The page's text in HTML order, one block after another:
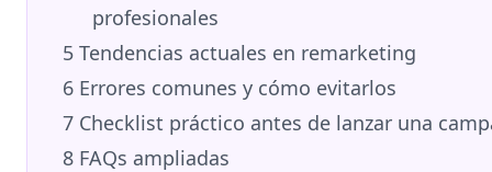
profesionales
5 Tendencias actuales en remarketing
6 Errores comunes y cómo evitarlos
7 Checklist práctico antes de lanzar una
8 FAQs ampliadas